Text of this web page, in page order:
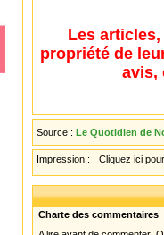
Les
propriété de
avis,
Source : Le Quotidien de
Impression : Cliquez ici
Charte des commentaires